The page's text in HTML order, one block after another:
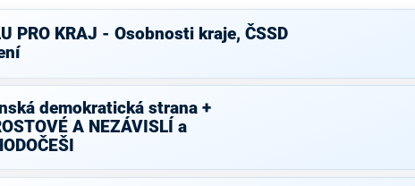
PRO KRAJ - Osobnosti kraje, ČSSD
demokratická strana +
A NEZÁVISLÍ a